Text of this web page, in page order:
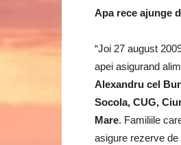
Apa rece ajunge
“Joi 27 august
apei asigurand
Alexandru cel
Socola, CUG,
Mare. Familiile
asigure rezerve de